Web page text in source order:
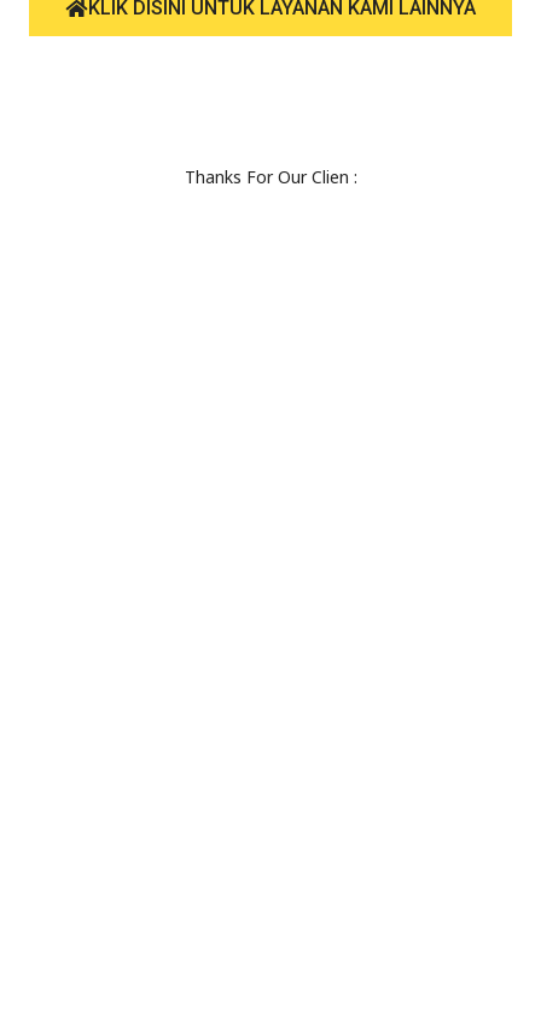
KLIK DISINI UNTUK LAYANAN KAMI LAINNYA
Thanks For Our Clien :